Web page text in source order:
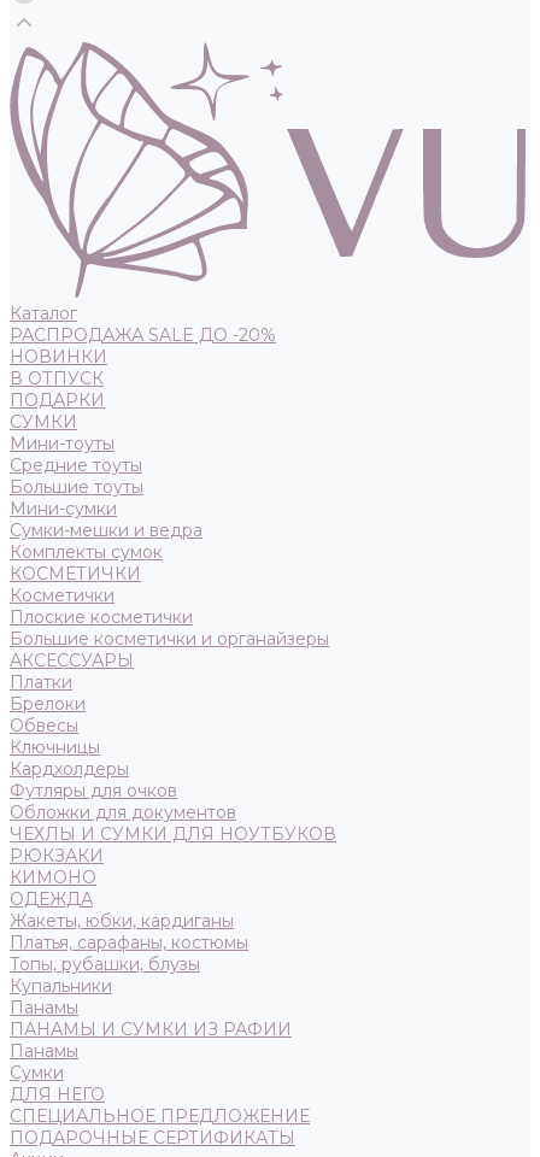
Каталог
РАСПРОДАЖА SALE ДО -20%
НОВИНКИ
В ОТПУСК
ПОДАРКИ
СУМКИ
Мини-тоуты
Средние тоуты
Большие тоуты
Мини-сумки
Сумки-мешки и ведра
Комплекты сумок
КОСМЕТИЧКИ
Косметички
Плоские косметички
Большие косметички и органайзеры
АКСЕССУАРЫ
Платки
Брелоки
Обвесы
Ключницы
Кардхолдеры
Футляры для очков
Обложки для документов
ЧЕХЛЫ И СУМКИ ДЛЯ НОУТБУКОВ
РЮКЗАКИ
КИМОНО
ОДЕЖДА
Жакеты, юбки, кардиганы
Платья, сарафаны, костюмы
Топы, рубашки, блузы
Купальники
Панамы
ПАНАМЫ И СУМКИ ИЗ РАФИИ
Панамы
Сумки
ДЛЯ НЕГО
СПЕЦИАЛЬНОЕ ПРЕДЛОЖЕНИЕ
ПОДАРОЧНЫЕ СЕРТИФИКАТЫ